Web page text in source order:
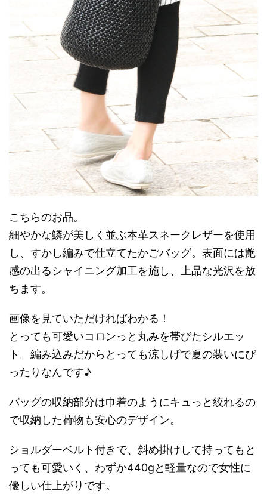
こちらのお品。
細やかな鱗が美しく並ぶ本革スネークレザーを使用
し、すかし編みで仕立てたかごバッグ。表面には艶
感の出るシャイニング加工を施し、上品な光沢を放
ちます。
画像を見ていただければわかる！
とっても可愛いコロンっと丸みを帯びたシルエッ
ト。編み込みだからとっても涼しげで夏の装いにぴ
ったりなんです♪
バッグの収納部分は巾着のようにキュっと絞れるの
で収納した荷物も安心のデザイン。
ショルダーベルト付きで、斜め掛けして持ってもと
っても可愛いく、わずか440gと軽量なので女性に
優しい仕上がりです。